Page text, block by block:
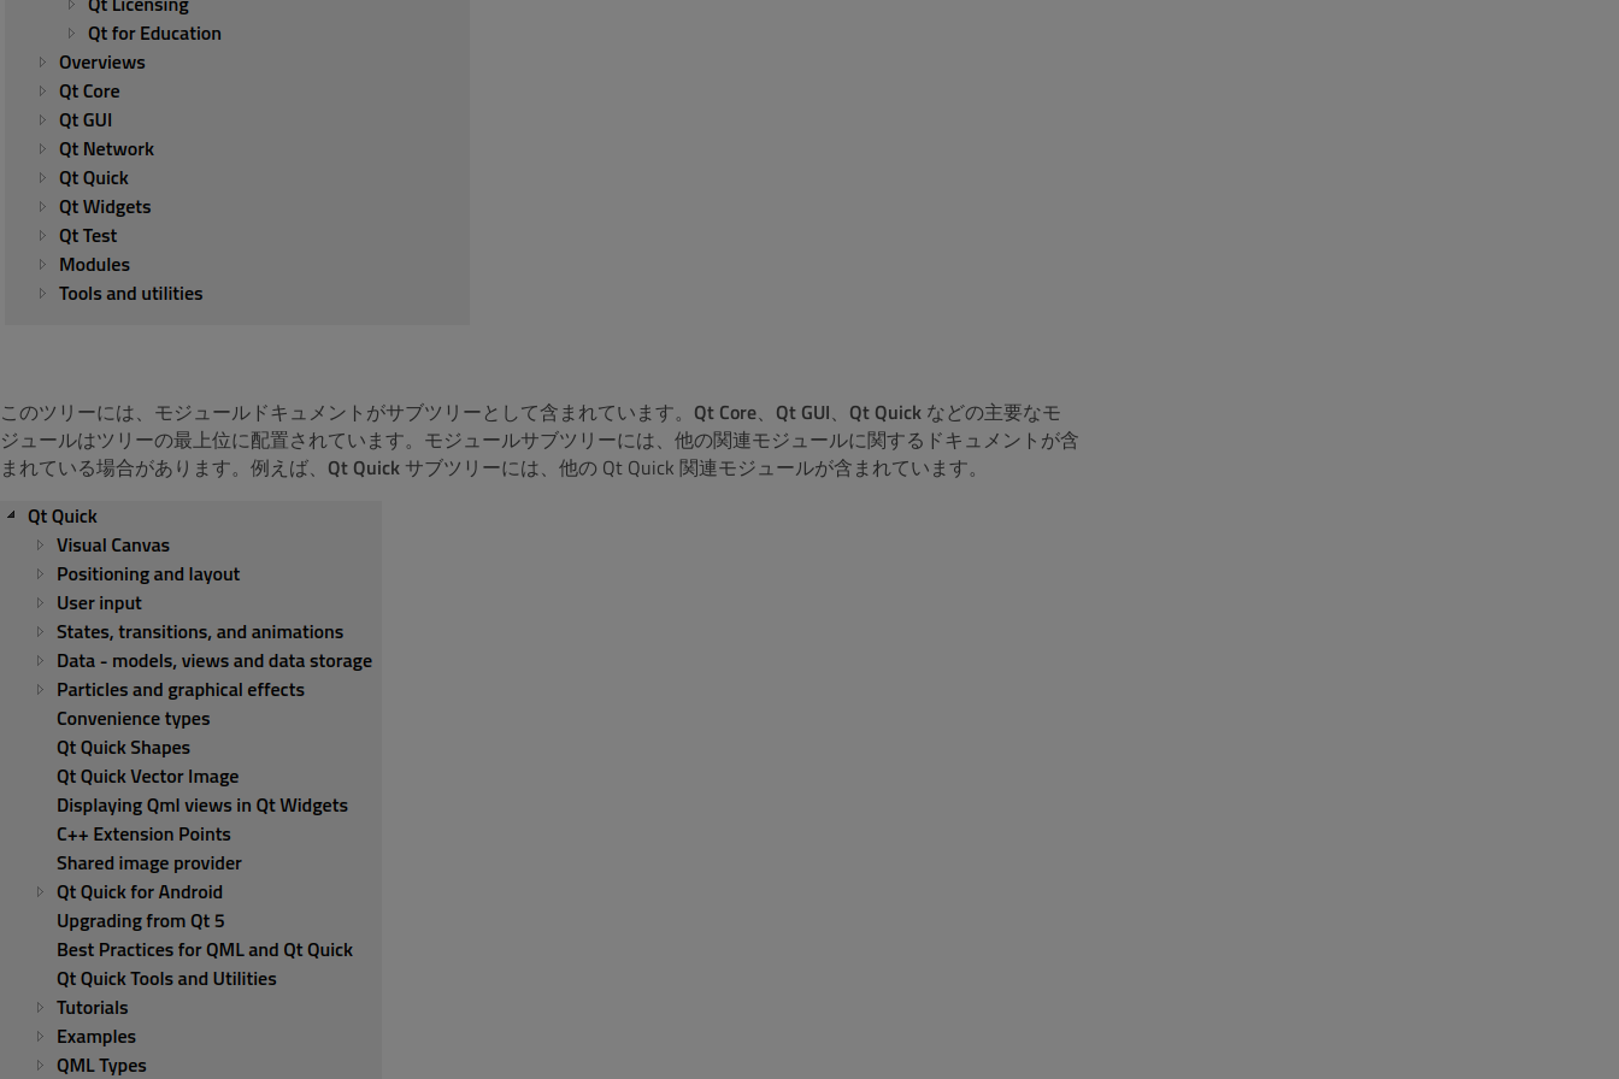
このツリーには、モジュールドキュメントがサブツリーとして含まれています。 Qt Core、 Qt GUI、 Qt Quick などの主要なモ
ジュールはツリーの最上位に配置されています。モジュールサブツリーには、他の関連モジュールに関するドキュメントが含
まれている場合があります。例えば、 Qt Quick サブツリーには、他の Qt Quick 関連モジュールが含まれています。